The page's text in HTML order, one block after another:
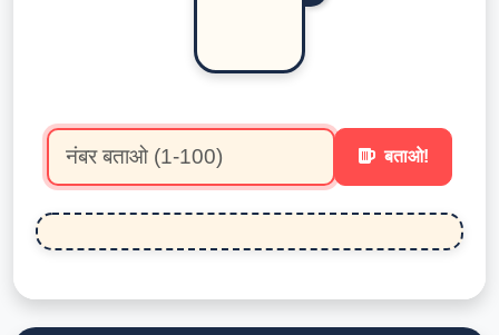
बताओ!